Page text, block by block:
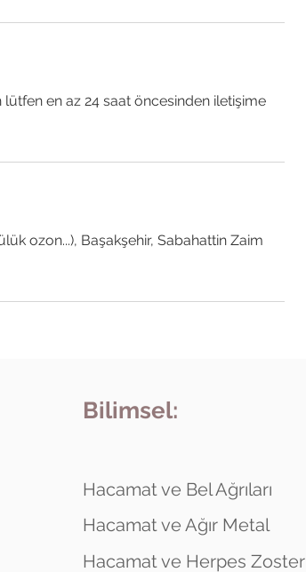
lütfen en az 24 saat öncesinden iletişime
ozon...), Başakşehir, Sabahattin Zaim
Bilimsel:
Hacamat ve Bel Ağrıları
Hacamat ve Ağır Metal
Hacamat ve Herpes Zoster